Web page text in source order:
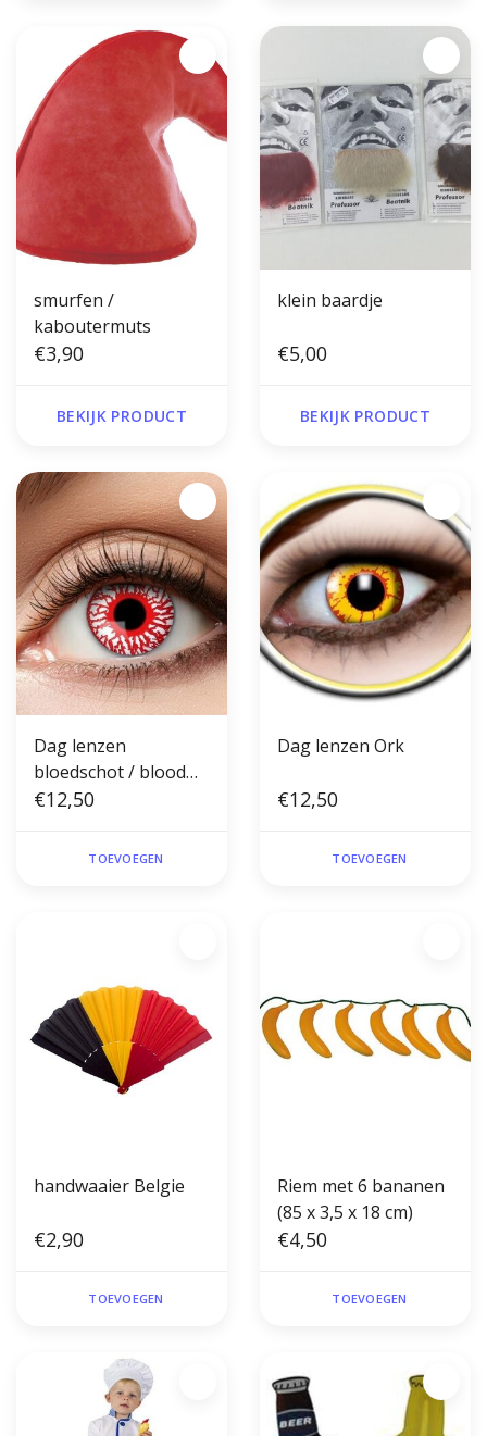
smurfen /
kaboutermuts
€3,90
BEKIJK PRODUCT
klein baardje
€5,00
BEKIJK PRODUCT
Dag lenzen
bloedschot / blood
shot
€12,50
TOEVOEGEN
Dag lenzen Ork
€12,50
TOEVOEGEN
handwaaier Belgie
€2,90
TOEVOEGEN
Riem met 6 bananen
(85 x 3,5 x 18 cm)
€4,50
TOEVOEGEN